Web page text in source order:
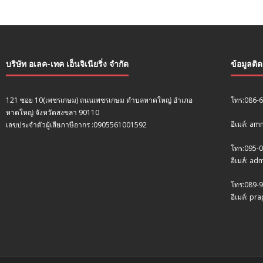
บริษัท อเลค-เทค เอ็นจิเนียริ่ง จำกัด
121 ซอย 10(เพชรเกษม) ถนนเพชรเกษม ตำบลหาดใหญ่ อำเภอ
หาดใหญ่ จังหวัดสงขลา 90110
เลขประจำตัวผู้เสียภาษีอากร :0905561001592
ข้อมูลติ
โทร:086-
อีเมล์:
โทร:095-
อีเมล์:
โทร:089-
อีเมล์: